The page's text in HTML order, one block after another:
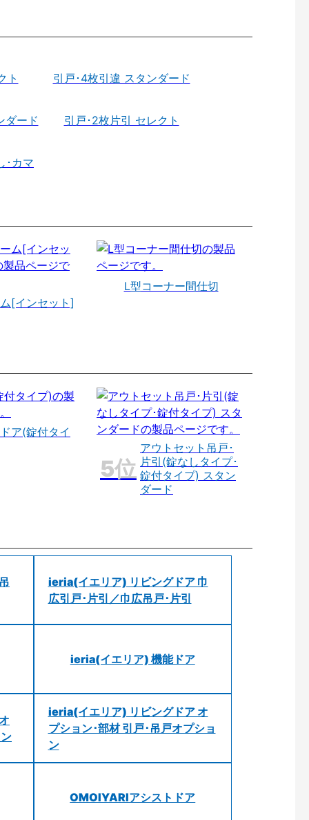
ト 引戸･4枚引違 スタンダード
ダード 引戸･2枚片引 セレクト
･カマ
[インセット]
L型コーナー間仕切
ア(錠付タイ
アウトセット吊戸･
片引(錠なしタイプ･
錠付タイプ) スタン
ダード
ieria(イエリア) リビングドア 巾
広引戸･片引／巾広吊戸･片引
ieria(イエリア) 機能ドア
ieria(イエリア) リビングドア オ
プション･部材 引戸･吊戸オプショ
ン
OMOIYARIアシストドア